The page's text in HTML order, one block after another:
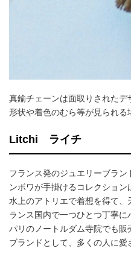
真鍮チェーンは面取りされたデ
形状や着色のむら等が見られる
Litchi ライチ
フランス発のジュエリーブラ
ンボワが手掛けるコレクショ
水上のアトリエで着想を得て
ランス国内で一つひとつ丁寧に
パリのノートルダム寺院でも
ブランドとして、多くの⼈に愛